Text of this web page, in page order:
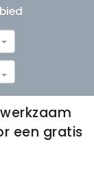
een gratis